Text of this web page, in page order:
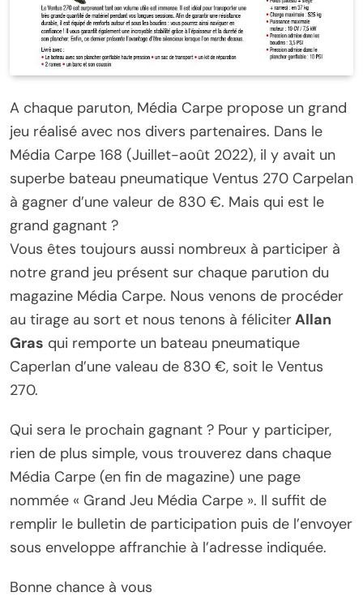
A chaque paruton, Média Carpe propose un grand
jeu réalisé avec nos divers partenaires. Dans le
Média Carpe 168 (Juillet-août 2022), il y avait un
superbe bateau pneumatique Ventus 270 Carpelan
à gagner d’une valeur de 830 €. Mais qui est le
grand gagnant ?
Vous êtes toujours aussi nombreux à participer à
notre grand jeu présent sur chaque parution du
magazine Média Carpe. Nous venons de procéder
au tirage au sort et nous tenons à féliciterAllan
Gras qui remporte un bateau pneumatique
Caperlan d’une valeau de 830 €, soit le Ventus
270.
Qui sera le prochain gagnant ? Pour y participer,
rien de plus simple, vous trouverez dans chaque
Média Carpe (en fin de magazine) une page
nommée « Grand Jeu Média Carpe ». Il suffit de
remplir le bulletin de participation puis de l’envoyer
sous enveloppe affranchie à l’adresse indiquée.
Bonne chance à vous